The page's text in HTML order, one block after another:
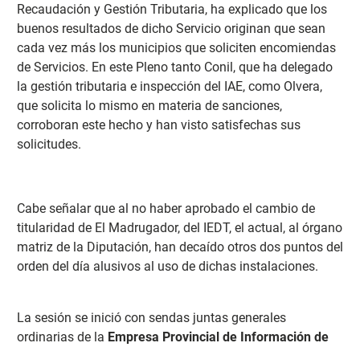
Recaudación y Gestión Tributaria, ha explicado que los
buenos resultados de dicho Servicio originan que sean
cada vez más los municipios que soliciten encomiendas
de Servicios. En este Pleno tanto Conil, que ha delegado
la gestión tributaria e inspección del IAE, como Olvera,
que solicita lo mismo en materia de sanciones,
corroboran este hecho y han visto satisfechas sus
solicitudes.
Cabe señalar que al no haber aprobado el cambio de
titularidad de El Madrugador, del IEDT, el actual, al órgano
matriz de la Diputación, han decaído otros dos puntos del
orden del día alusivos al uso de dichas instalaciones.
La sesión se inició con sendas juntas generales
ordinarias de la Empresa Provincial de Información de